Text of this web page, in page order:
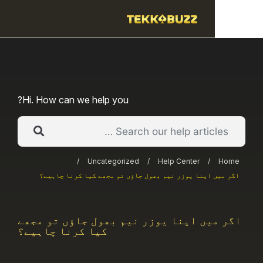
Hi. How can we help you?
Help Center
/
Uncategorized
/
اپنا یوزر نیم بھول جاؤں تو مجھے کیا کرنا چاہیے؟
اپنا یوزر نیم بھول جاؤں تو مجھے
کیا کرنا چاہیے؟